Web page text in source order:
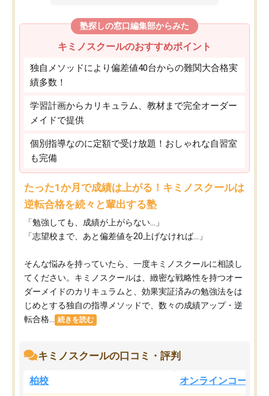
塾探しの窓口編集部からみた
キミノスクールのおすすめポイント
独自メソッドにより偏差値40台からの難関大合格実
績多数！
学習計画からカリキュラム、教材まで完全オーダー
メイドで提供
個別指導なのに定額で受け放題！おしゃれな自習室
も完備
たった1か月で成績は上がる！キミノスクールは
逆転合格を続々と輩出する塾
「勉強しても、成績が上がらない…」
「志望校まで、あと偏差値を20上げなければ…」
そんな悩みを持っていたら、一度キミノスクールに相談し
てください。キミノスクールは、緻密な戦略性を持つオー
ダーメイドのカリキュラムと、効果実証済みの勉強法をは
じめとする独自の指導メソッドで、数々の成績アップ・逆
転合格...
続きを読む
キミノスクールの口コミ・評判
柏校 オンラインコース